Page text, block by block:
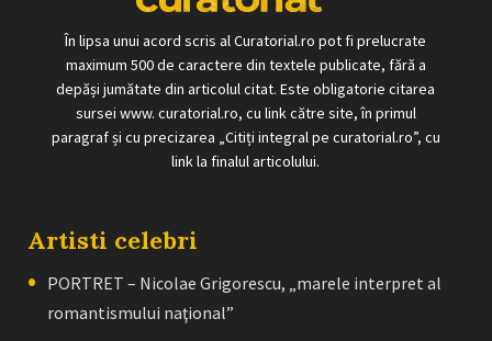
În lipsa unui acord scris al Curatorial.ro pot fi prelucrate
maximum 500 de caractere din textele publicate, fără a
depăși jumătate din articolul citat. Este obligatorie citarea
sursei www. curatorial.ro, cu link către site, în primul
paragraf și cu precizarea „Citiți integral pe curatorial.ro”, cu
link la finalul articolului.
Artisti celebri
PORTRET – Nicolae Grigorescu, „marele interpret al
romantismului naţional”